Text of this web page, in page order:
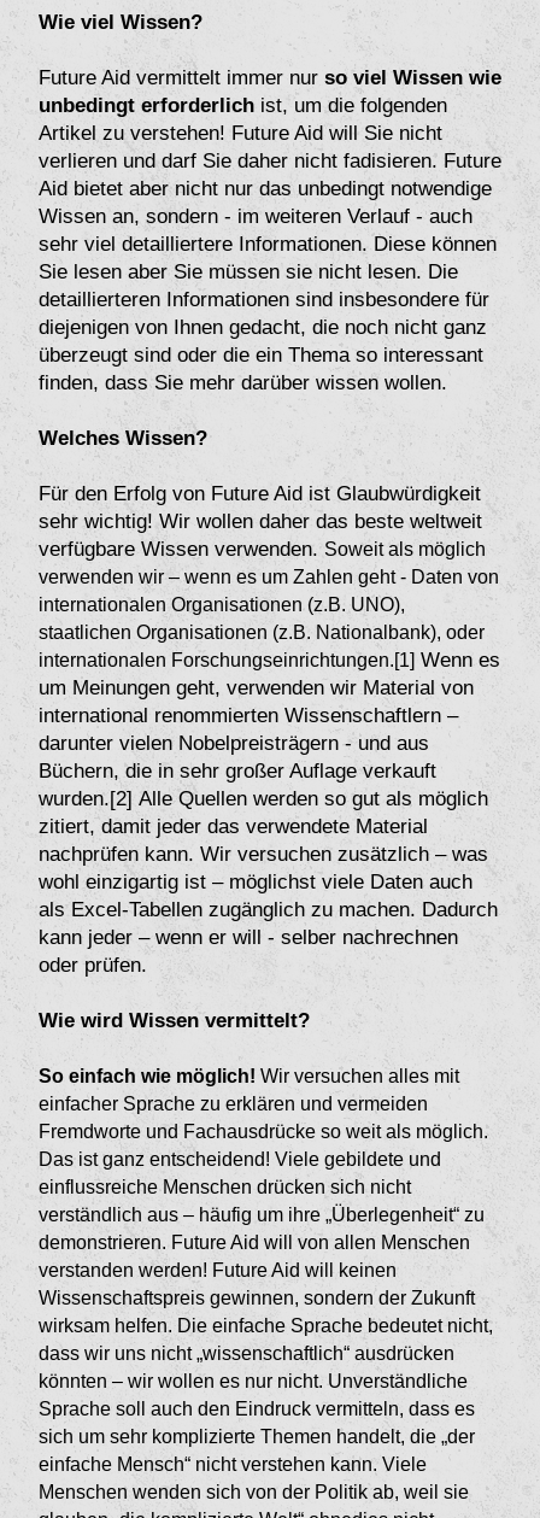
Wie viel Wissen?
Future Aid vermittelt immer nur so viel Wissen wie
unbedingt erforderlichist, um die folgenden
Artikel zu verstehen! Future Aid will Sie nicht
verlieren und darf Sie daher nicht fadisieren. Future
Aid bietet aber nicht nur das unbedingt notwendige
Wissen an, sondern - im weiteren Verlauf - auch
sehr viel detailliertere Informationen. Diese können
Sie lesen aber Sie müssen sie nicht lesen. Die
detaillierteren Informationen sind insbesondere für
diejenigen von Ihnen gedacht, die noch nicht ganz
überzeugt sind oder die ein Thema so interessant
finden, dass Sie mehr darüber wissen wollen.
Welches Wissen?
Für den Erfolg von Future Aid ist Glaubwürdigkeit
sehr wichtig! Wir wollen daher das beste weltweit
verfügbare Wissen verwenden. Soweit als möglich
verwenden wir – wenn es um Zahlen geht - Daten von
internationalen Organisationen (z.B. UNO),
staatlichen Organisationen (z.B. Nationalbank), oder
internationalen Forschungseinrichtungen.[1] Wenn es
um Meinungen geht, verwenden wir Material von
international renommierten Wissenschaftlern –
darunter vielen Nobelpreisträgern - und aus
Büchern, die in sehr großer Auflage verkauft
wurden.[2] Alle Quellen werden so gut als möglich
zitiert, damit jeder das verwendete Material
nachprüfen kann. Wir versuchen zusätzlich – was
wohl einzigartig ist – möglichst viele Daten auch
als Excel-Tabellen zugänglich zu machen. Dadurch
kann jeder – wenn er will - selber nachrechnen
oder prüfen.
Wie wird Wissen vermittelt?
So einfach wie möglich! Wir versuchen alles mit
einfacher Sprache zu erklären und vermeiden
Fremdworte und Fachausdrücke so weit als möglich.
Das ist ganz entscheidend! Viele gebildete und
einflussreiche Menschen drücken sich nicht
verständlich aus – häufig um ihre „Überlegenheit“ zu
demonstrieren. Future Aid will von allen Menschen
verstanden werden! Future Aid will keinen
Wissenschaftspreis gewinnen, sondern der Zukunft
wirksam helfen. Die einfache Sprache bedeutet nicht,
dass wir uns nicht „wissenschaftlich“ ausdrücken
könnten – wir wollen es nur nicht. Unverständliche
Sprache soll auch den Eindruck vermitteln, dass es
sich um sehr komplizierte Themen handelt, die „der
einfache Mensch“ nicht verstehen kann. Viele
Menschen wenden sich von der Politik ab, weil sie